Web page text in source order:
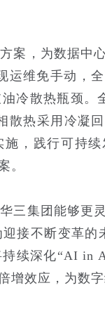
案，为数据中
运维免手动，
冷散热瓶颈。
热采用冷凝
，践行可持
。
三集团能够更
接不断变革
续深化“AI in
效应，为数